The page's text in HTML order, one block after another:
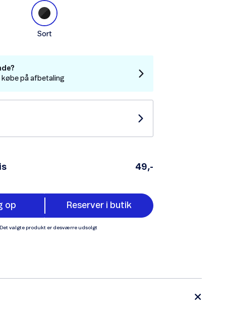
Sort
købe på afbetaling
49,-
op Reserver i butik
Det valgte produkt er desværre udsolgt